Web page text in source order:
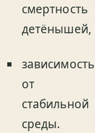
смертность
детёнышей,
зависимость
от
стабильной
среды.